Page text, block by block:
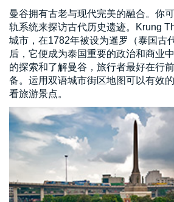
曼谷拥有古老与现代完美的融合。你
轨系统来探访古代历史遗迹。Krung
城市，在1782年被设为暹罗（泰国古
后，它便成为泰国重要的政治和商业
的探索和了解曼谷，旅行者最好在行
备。运用双语城市街区地图可以有效
看旅游景点。